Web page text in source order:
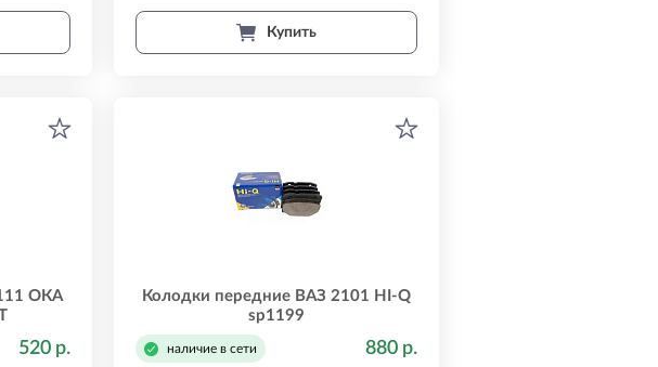
Купить
ОКА
520 р.
Колодки передние ВАЗ 2101 HI-Q
sp1199
наличие в сети 880 р.